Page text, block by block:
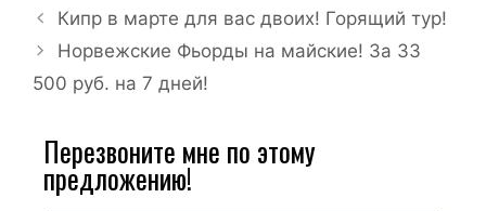
Кипр в марте для вас двоих! Горящий тур!
Норвежские Фьорды на майские! За 33
500 руб. на 7 дней!
Перезвоните мне по этому
предложению!